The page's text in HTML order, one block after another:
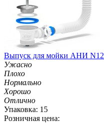
Выпуск для мойки АНИ
Ужасно
Плохо
Нормально
Хорошо
Отлично
Упаковка: 15
Розничная цена: